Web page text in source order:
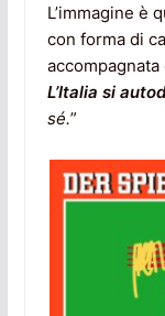
L’immagine è
con forma di
L’Italia si
sé.”